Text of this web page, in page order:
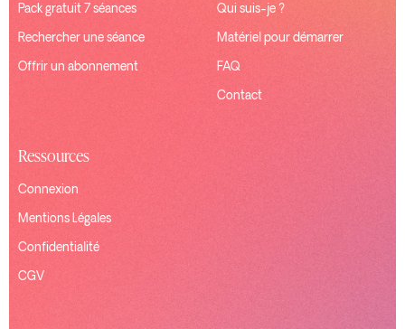
Pack gratuit 7 séances
Rechercher une séance
Offrir un abonnement
Qui suis-je ?
Matériel pour démarrer
FAQ
Contact
Ressources
Connexion
Mentions Légales
Confidentialité
CGV